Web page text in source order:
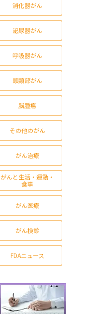
消化器がん
泌尿器がん
呼吸器がん
頭頸部がん
脳腫瘍
その他のがん
がん治療
がんと生活・運動・
食事
がん医療
がん検診
FDAニュース